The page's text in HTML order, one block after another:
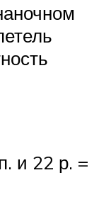
и 22 р. =